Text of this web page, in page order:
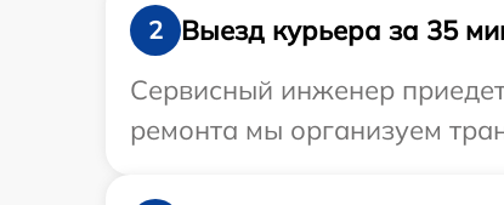
2
Выезд курьера за 35
Сервисный инженер
ремонта мы организуем